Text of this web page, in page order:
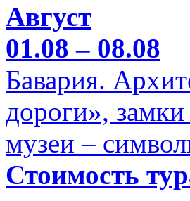
Август
01.08 – 08.08
Бавария.
дороги»,
музеи –
Стоимость